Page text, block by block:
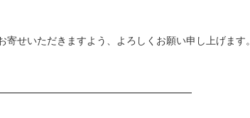
せいただきますよう、よろしくお願い申し上げます。